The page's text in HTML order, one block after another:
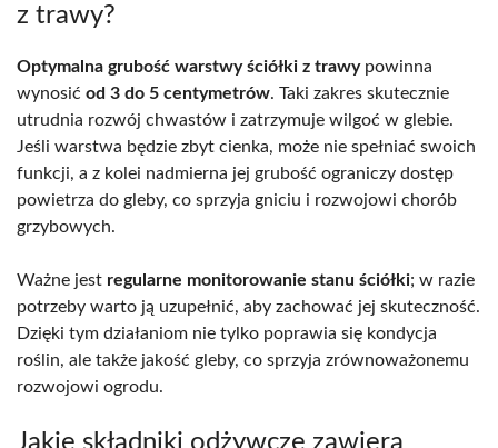
z trawy?
Optymalna grubość warstwy ściółki z trawypowinna
wynosić od 3 do 5 centymetrów. Taki zakres skutecznie
utrudnia rozwój chwastów i zatrzymuje wilgoć w glebie.
Jeśli warstwa będzie zbyt cienka, może nie spełniać swoich
funkcji, a z kolei nadmierna jej grubość ograniczy dostęp
powietrza do gleby, co sprzyja gniciu i rozwojowi chorób
grzybowych.
Ważne jest regularne monitorowanie stanu ściółki; w razie
potrzeby warto ją uzupełnić, aby zachować jej skuteczność.
Dzięki tym działaniom nie tylko poprawia się kondycja
roślin, ale także jakość gleby, co sprzyja zrównoważonemu
rozwojowi ogrodu.
Jakie składniki odżywcze zawiera